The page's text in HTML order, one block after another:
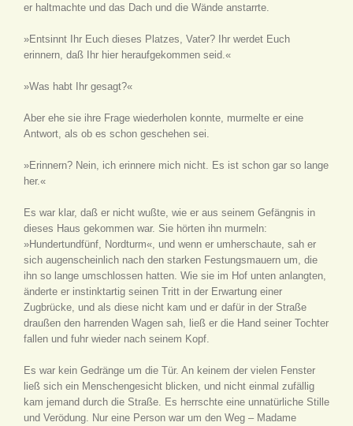
er haltmachte und das Dach und die Wände anstarrte.
»Entsinnt Ihr Euch dieses Platzes, Vater? Ihr werdet Euch
erinnern, daß Ihr hier heraufgekommen seid.«
»Was habt Ihr gesagt?«
Aber ehe sie ihre Frage wiederholen konnte, murmelte er eine
Antwort, als ob es schon geschehen sei.
»Erinnern? Nein, ich erinnere mich nicht. Es ist schon gar so lange
her.«
Es war klar, daß er nicht wußte, wie er aus seinem Gefängnis in
dieses Haus gekommen war. Sie hörten ihn murmeln:
»Hundertundfünf, Nordturm«, und wenn er umherschaute, sah er
sich augenscheinlich nach den starken Festungsmauern um, die
ihn so lange umschlossen hatten. Wie sie im Hof unten anlangten,
änderte er instinktartig seinen Tritt in der Erwartung einer
Zugbrücke, und als diese nicht kam und er dafür in der Straße
draußen den harrenden Wagen sah, ließ er die Hand seiner Tochter
fallen und fuhr wieder nach seinem Kopf.
Es war kein Gedränge um die Tür. An keinem der vielen Fenster
ließ sich ein Menschengesicht blicken, und nicht einmal zufällig
kam jemand durch die Straße. Es herrschte eine unnatürliche Stille
und Verödung. Nur eine Person war um den Weg – Madame